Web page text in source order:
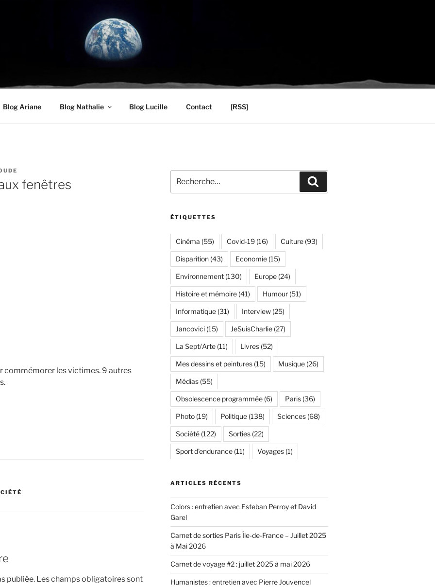
Blog Ariane Blog Nathalie Blog Lucille Contact [RSS]
fenêtres
commémorer les victimes. 9 autres
publiée. Les champs obligatoires sont
pour
:
ÉTIQUETTES
Cinéma (55) Covid-19(16) Culture(93)
Disparition(43) Economie(15)
Environnement(130) Europe(24)
Histoire et mémoire(41) Humour(51)
Informatique(31) Interview(25)
Jancovici(15) JeSuisCharlie(27)
La Sept/Arte(11) Livres(52)
Mes dessins et peintures(15) Musique(26)
Médias(55)
Obsolescence programmée(6) Paris(36)
Photo(19) Politique(138) Sciences(68)
Société(122) Sorties(22)
Sport d'endurance(11) Voyages(1)
ARTICLES RÉCENTS
Colors : entretien avec Esteban Perroy et David
Garel
Carnet de sorties Paris Île-de-France – Juillet 2025
à Mai 2026
Carnet de voyage #2 : juillet 2025 à mai 2026
Humanistes : entretien avec Pierre Jouvencel